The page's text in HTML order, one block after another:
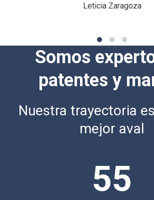
Leticia Zaragoza
Somos
patentes y
Nuestra trayectoria
mejor aval
55